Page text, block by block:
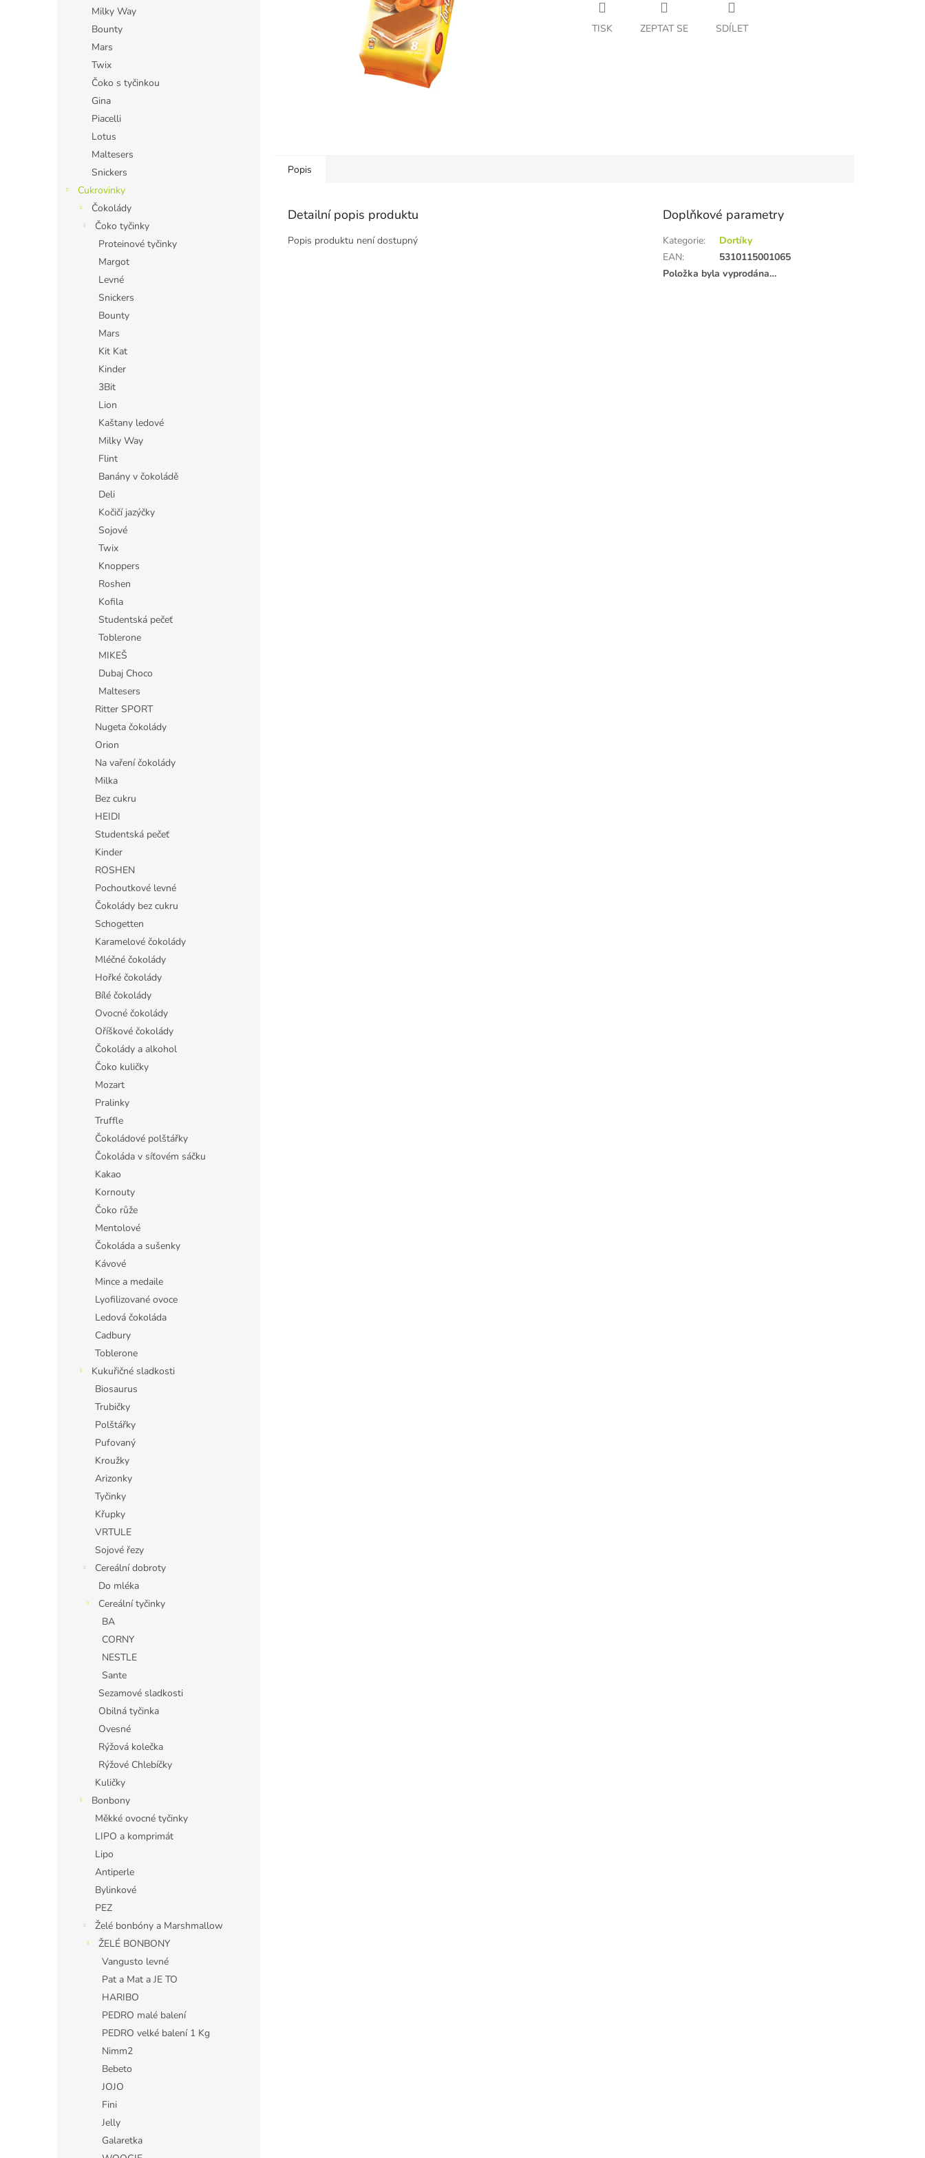
Milky Way
Bounty
Mars
Twix
Čoko s tyčinkou
Gina
Piacelli
Lotus
Maltesers
Snickers
Cukrovinky
Čokolády
Čoko tyčinky
Proteinové tyčinky
Margot
Levné
Snickers
Bounty
Mars
Kit Kat
Kinder
3Bit
Lion
Kaštany ledové
Milky Way
Flint
Banány v čokoládě
Deli
Kočičí jazýčky
Sojové
Twix
Knoppers
Roshen
Kofila
Studentská pečeť
Toblerone
MIKEŠ
Dubaj Choco
Maltesers
Ritter SPORT
Nugeta čokolády
Orion
Na vaření čokolády
Milka
Bez cukru
HEIDI
Studentská pečeť
Kinder
ROSHEN
Pochoutkové levné
Čokolády bez cukru
Schogetten
Karamelové čokolády
Mléčné čokolády
Hořké čokolády
Bílé čokolády
Ovocné čokolády
Oříškové čokolády
Čokolády a alkohol
Čoko kuličky
Mozart
Pralinky
Truffle
Čokoládové polštářky
Čokoláda v síťovém sáčku
Kakao
Kornouty
Čoko růže
Mentolové
Čokoláda a sušenky
Kávové
Mince a medaile
Lyofilizované ovoce
Ledová čokoláda
Cadbury
Toblerone
Kukuřičné sladkosti
Biosaurus
Trubičky
Polštářky
Pufovaný
Kroužky
Arizonky
Tyčinky
Křupky
VRTULE
Sojové řezy
Cereální dobroty
Do mléka
Cereální tyčinky
BA
CORNY
NESTLE
Sante
Sezamové sladkosti
Obilná tyčinka
Ovesné
Rýžová kolečka
Rýžové Chlebíčky
Kuličky
Bonbony
Měkké ovocné tyčinky
LIPO a komprimát
Lipo
Antiperle
Bylinkové
PEZ
Želé bonbóny a Marshmallow
ŽELÉ BONBONY
Vangusto levné
Pat a Mat a JE TO
HARIBO
PEDRO malé balení
PEDRO velké balení 1 Kg
Nimm2
Bebeto
JOJO
Fini
Jelly
Galaretka
TISK ZEPTAT SE SDÍLET
Popis
Detailní popis produktu
Popis produktu není dostupný
Doplňkové parametry
Kategorie:
Dortíky
EAN:
5310115001065
Položka byla vyprodána…